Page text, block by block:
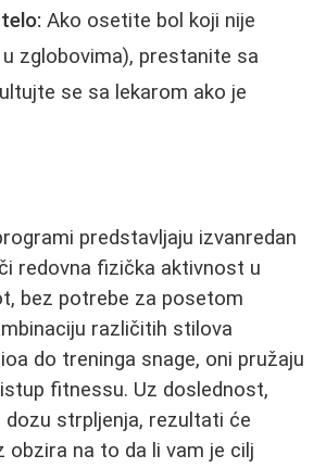
Ako osetite bol koji nije
zglobovima), prestanite sa
se sa lekarom ako je
predstavljaju izvanredan
redovna fizička aktivnost u
bez potrebe za posetom
različitih stilova
do treninga snage, oni pružaju
fitnessu. Uz doslednost,
dozu strpljenja, rezultati će
obzira na to da li vam je cilj